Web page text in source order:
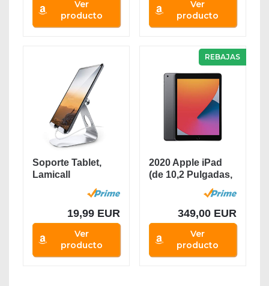
Ver
producto
Ver
producto
Soporte Tablet,
Lamicall
19,99 EUR
Ver
producto
REBAJAS
2020 Apple iPad
(de 10,2 Pulgadas,
349,00 EUR
Ver
producto